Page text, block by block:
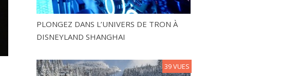
PLONGEZ DANS L’UNIVERS DE TRON À
DISNEYLAND SHANGHAI
39 VUES